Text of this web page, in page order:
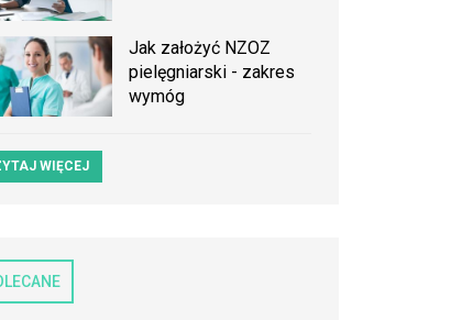
Jak założyć NZOZ
pielęgniarski - zakres
wymóg
WIĘCEJ